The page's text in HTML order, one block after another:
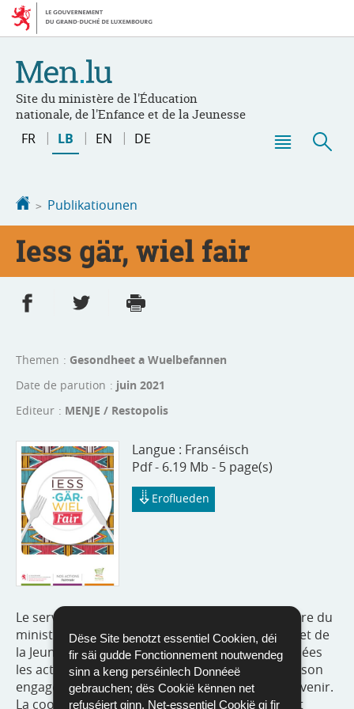
Dëse Site benotzt essentiel Cookien, déi
fir säi gudde Fonctionnement noutwendeg
sinn a keng perséinlech Donnéeë
gebrauchen; dës Cookië kënnen net
refuséiert ginn. Net-essentiel Cookië gi fir
Bei
den
Aller
au
Site du ministère de l'Éducation
nationale, de l'Enfance et de la Jeunesse
Changer
FR LB EN DE
Startsäit
Publikatiounen
Iess gär, wiel fair
Partager sur Facebook
Partager sur Twitter
Themen
Gesondheet a Wuelbefannen
Date de parution
juin 2021
Editeur
MENJE / Restopolis
Langue : Franséisch
Pdf - 6.19 Mb - 5 page(s)
Eroflueden
Le service de restauration scolaire et universitaire du
ministère de l’Éducation nationale, de l’Enfance et de
la Jeunesse soutient depuis de nombreuses années
les actions de Fairtrade Lëtzebuerget poursuivra son
engagement envers le commerce équitable à l’avenir.
La coopération prometteuse entre Restopolis et